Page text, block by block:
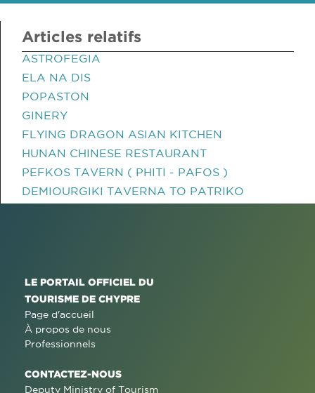
Articles relatifs
ASTROFEGIA
ELA NA DIS
POPASTON
GINERY
FLYING DRAGON ASIAN KITCHEN
HUNAN CHINESE RESTAURANT
PEFKOS TAVERN ( PHITI - PAFOS )
DEMIOURGIKI TAVERNA TO PATRIKO
LE PORTAIL OFFICIEL DU
TOURISME DE CHYPRE
Page d'accueil
À propos de nous
Professionnels
CONTACTEZ-NOUS
Deputy Ministry of Tourism